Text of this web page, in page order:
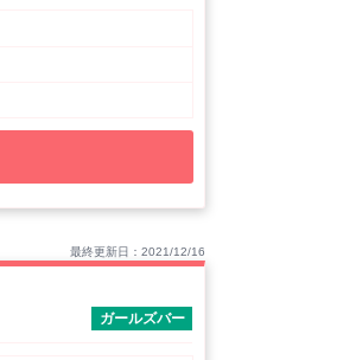
最終更新日：2021/12/16
ガールズバー